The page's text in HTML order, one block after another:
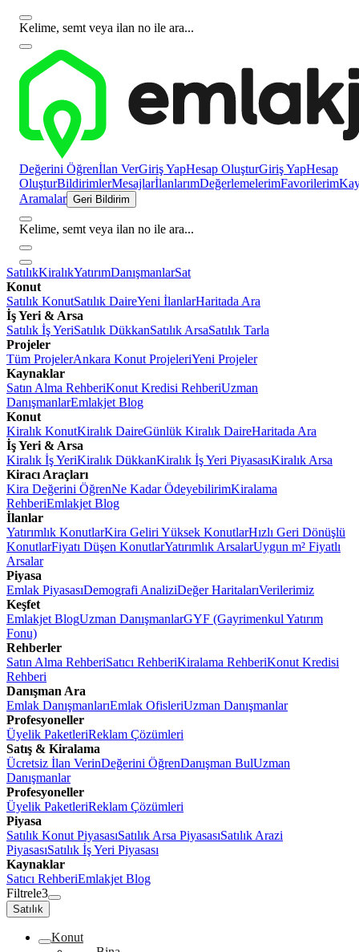
Kelime, semt veya ilan no ile ara...
Değerini Öğrenİlan VerGiriş YapHesap OluşturGiriş YapHesap
OluşturBildirimlerMesajlarİlanlarımDeğerlemelerimFavorilerim
Aramalar Geri Bildirim
Kelime, semt veya ilan no ile ara...
SatılıkKiralıkYatırımDanışmanlarSat
Konut
Satılık KonutSatılık DaireYeni İlanlarHaritada Ara
İş Yeri & Arsa
Satılık İş YeriSatılık DükkanSatılık ArsaSatılık Tarla
Projeler
Tüm ProjelerAnkara Konut ProjeleriYeni Projeler
Kaynaklar
Satın Alma RehberiKonut Kredisi RehberiUzman
DanışmanlarEmlakjet Blog
Konut
Kiralık KonutKiralık DaireGünlük Kiralık DaireHaritada Ara
İş Yeri & Arsa
Kiralık İş YeriKiralık DükkanKiralık İş Yeri PiyasasıKiralık Arsa
Kiracı Araçları
Kira Değerini ÖğrenNe Kadar ÖdeyebilirimKiralama
RehberiEmlakjet Blog
İlanlar
Yatırımlık KonutlarKira Geliri Yüksek KonutlarHızlı Geri Dönüşlü
KonutlarFiyatı Düşen KonutlarYatırımlık ArsalarUygun m² Fiyatlı
Arsalar
Piyasa
Emlak PiyasasıDemografi AnaliziDeğer HaritalarıVerilerimiz
Keşfet
Emlakjet BlogUzman DanışmanlarGYF (Gayrimenkul Yatırım
Fonu)
Rehberler
Satın Alma RehberiSatıcı RehberiKiralama RehberiKonut Kredisi
Rehberi
Danışman Ara
Emlak DanışmanlarıEmlak OfisleriUzman Danışmanlar
Profesyoneller
Üyelik PaketleriReklam Çözümleri
Satış & Kiralama
Ücretsiz İlan VerinDeğerini ÖğrenDanışman BulUzman
Danışmanlar
Profesyoneller
Üyelik PaketleriReklam Çözümleri
Piyasa
Satılık Konut PiyasasıSatılık Arsa PiyasasıSatılık Arazi
PiyasasıSatılık İş Yeri Piyasası
Kaynaklar
Satıcı RehberiEmlakjet Blog
Filtrele3
Satılık
Konut